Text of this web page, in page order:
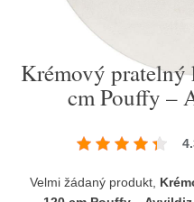
Krémový pratelný
cm Pouffy –
Velmi žádaný produkt,